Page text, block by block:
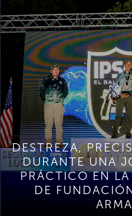
DESTREZA,
DURANTE UNA
PRÁCTICO EN
DE